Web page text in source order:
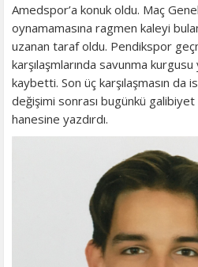
Amedspor’a konuk oldu. Maç
oynamamasına ragmen kaleyi
uzanan taraf oldu. Pendikspor
karşılaşmlarında savunma
kaybetti. Son üç karşılaşmasın da
değişimi sonrası bugünkü
hanesine yazdırdı.